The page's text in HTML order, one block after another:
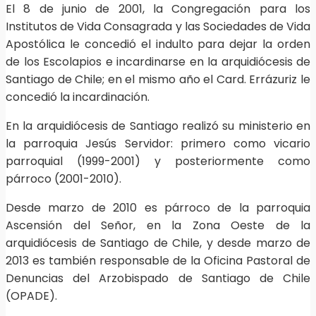
El 8 de junio de 2001, la Congregación para los
Institutos de Vida Consagrada y las Sociedades de Vida
Apostólica le concedió el indulto para dejar la orden
de los Escolapios e incardinarse en la arquidiócesis de
Santiago de Chile; en el mismo año el Card. Errázuriz le
concedió la incardinación.
En la arquidiócesis de Santiago realizó su ministerio en
la parroquia Jesús Servidor: primero como vicario
parroquial (1999-2001) y posteriormente como
párroco (2001-2010).
Desde marzo de 2010 es párroco de la parroquia
Ascensión del Señor, en la Zona Oeste de la
arquidiócesis de Santiago de Chile, y desde marzo de
2013 es también responsable de la Oficina Pastoral de
Denuncias del Arzobispado de Santiago de Chile
(OPADE).